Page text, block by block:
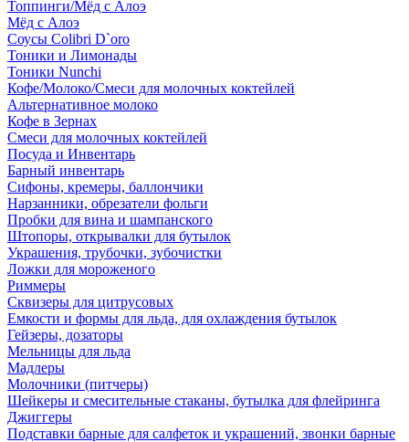
Топпинги/Мёд с Алоэ
Мёд с Алоэ
Соусы Colibri D`oro
Тоники и Лимонады
Тоники Nunchi
Кофе/Молоко/Смеси для молочных коктейлей
Альтернативное молоко
Кофе в Зернах
Смеси для молочных коктейлей
Посуда и Инвентарь
Барный инвентарь
Сифоны, кремеры, баллончики
Нарзанники, обрезатели фольги
Пробки для вина и шампанского
Штопоры, открывалки для бутылок
Украшения, трубочки, зубочистки
Ложки для мороженого
Риммеры
Сквизеры для цитрусовых
Емкости и формы для льда, для охлаждения бутылок
Гейзеры, дозаторы
Мельницы для льда
Мадлеры
Молочники (питчеры)
Шейкеры и смесительные стаканы, бутылка для флейринга
Джиггеры
Подставки барные для салфеток и украшений, звонки барные